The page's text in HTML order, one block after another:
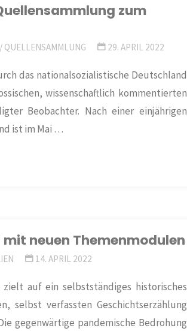
zum
/ QUELLENSAMMLUNG 29. APRIL 2022
das nationalsozialistische Deutschland
wissenschaftlich kommentierten
Beobachter. Nach einer einjährigen
ist im Mai …
neuen Themenmodulen
14. APRIL 2022
zielt auf ein selbstständiges historisches
selbst verfassten Geschichtserzählung
gegenwärtige pandemische Bedrohung